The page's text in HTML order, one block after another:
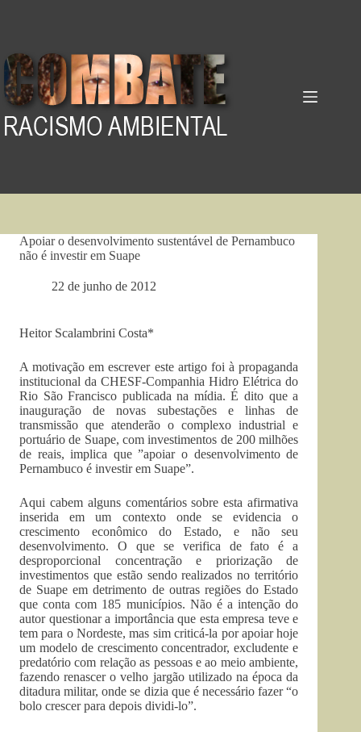
Apoiar o desenvolvimento sustentável de Pernambuco
não é investir em Suape
22 de junho de 2012
Heitor Scalambrini Costa*
A motivação em escrever este artigo foi à propaganda
institucional da CHESF-Companhia Hidro Elétrica do
Rio São Francisco publicada na mídia. É dito que a
inauguração de novas subestações e linhas de
transmissão que atenderão o complexo industrial e
portuário de Suape, com investimentos de 200 milhões
de reais, implica que ”apoiar o desenvolvimento de
Pernambuco é investir em Suape”.
Aqui cabem alguns comentários sobre esta afirmativa
inserida em um contexto onde se evidencia o
crescimento econômico do Estado, e não seu
desenvolvimento. O que se verifica de fato é a
desproporcional concentração e priorização de
investimentos que estão sendo realizados no território
de Suape em detrimento de outras regiões do Estado
que conta com 185 municípios. Não é a intenção do
autor questionar a importância que esta empresa teve e
tem para o Nordeste, mas sim criticá-la por apoiar hoje
um modelo de crescimento concentrador, excludente e
predatório com relação as pessoas e ao meio ambiente,
fazendo renascer o velho jargão utilizado na época da
ditadura militar, onde se dizia que é necessário fazer “o
bolo crescer para depois dividi-lo”.